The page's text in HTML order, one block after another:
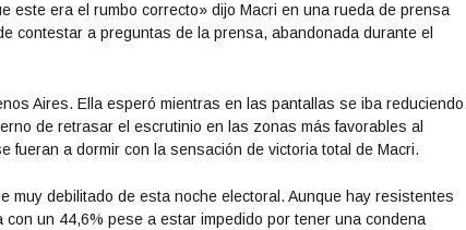
este era el rumbo correcto» dijo Macri en una rueda de prensa
contestar a preguntas de la prensa, abandonada durante el
Aires. Ella esperó mientras en las pantallas se iba reduciendo
de retrasar el escrutinio en las zonas más favorables al
fueran a dormir con la sensación de victoria total de Macri.
muy debilitado de esta noche electoral. Aunque hay resistentes
con un 44,6% pese a estarimpedido por tener una condena